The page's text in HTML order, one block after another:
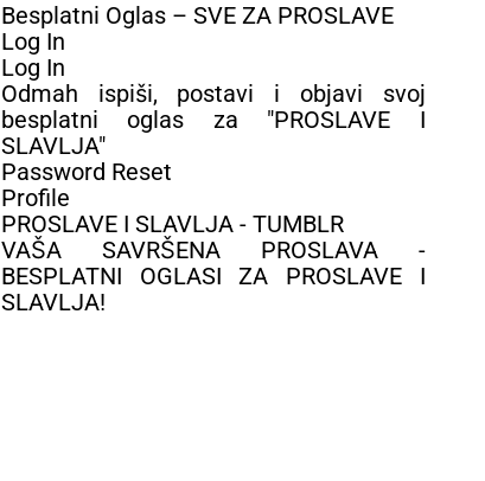
Besplatni Oglas – SVE ZA PROSLAVE
Log In
Log In
Odmah ispiši, postavi i objavi svoj
besplatni oglas za "PROSLAVE I
SLAVLJA"
Password Reset
Profile
PROSLAVE I SLAVLJA - TUMBLR
VAŠA SAVRŠENA PROSLAVA -
BESPLATNI OGLASI ZA PROSLAVE I
SLAVLJA!